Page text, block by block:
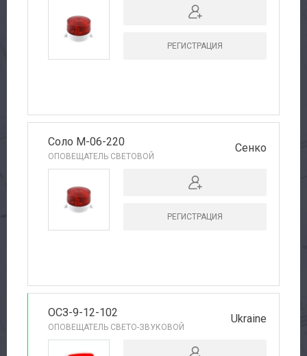
РЕГИСТРАЦИЯ
Соло М-06-220
ОПОВЕЩАТЕЛЬ СВЕТОВОЙ
Сенко
РЕГИСТРАЦИЯ
ОСЗ-9-12-102
ОПОВЕЩАТЕЛЬ СВЕТО-ЗВУКОВОЙ
Ukraine